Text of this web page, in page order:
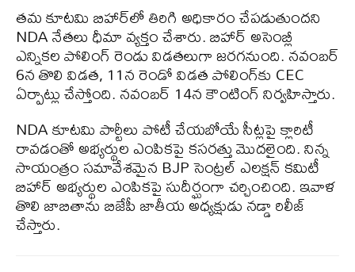
తమ కూటమి బిహార్‌లో తిరిగి అధికారం చేపడుతుందని
NDA నేతలు ధీమా వ్యక్తం చేశారు. బిహార్ అసెంబ్లీ
ఎన్నికల పోలింగ్ రెండు విడతలుగా జరగనుంది. నవంబర్
6న తొలి విడత, 11న రెండో విడత పోలింగ్‌కు CEC
ఏర్పాట్లు చేస్తోంది. నవంబర్ 14న కౌంటింగ్ నిర్వహిస్తారు.
NDA కూటమి పార్టీలు పోటీ చేయబోయే సీట్లపై క్లారిటీ
రావడంతో అభ్యర్థుల ఎంపికపై కసరత్తు మొదలైంది. నిన్న
సాయంత్రం సమావేశమైన BJP సెంట్రల్ ఎలక్షన్ కమిటీ
బిహార్ అభ్యర్థుల ఎంపికపై సుదీర్ఘంగా చర్చించింది. ఇవాళ
తొలి జాబితాను బిజేపీ జాతీయ అధ్యక్షుడు నడ్డా రిలీజ్
చేస్తారు.